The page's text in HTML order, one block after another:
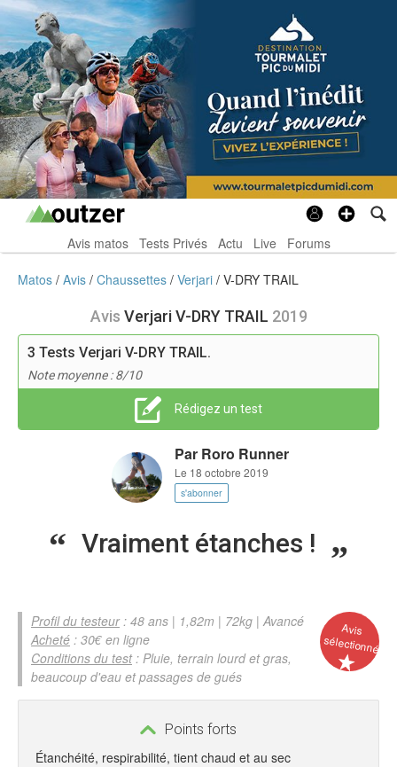
Avis matos Tests Privés Actu Live Forums
Matos Avis Chaussettes Verjari V-DRY TRAIL
Avis Verjari V-DRY TRAIL 2019
3 Tests Verjari V-DRY TRAIL.
Note moyenne : 8/10
Rédigez un test
Par Roro Runner
Le 18 octobre 2019
s'abonner
Vraiment étanches !
Avis
sélectionné
Profil du testeur: 48 ans | 1,82m | 72kg | Avancé
Acheté : 30€ en ligne
Conditions du test: Pluie, terrain lourd et gras,
beaucoup d'eau et passages de gués
Points forts
Étanchéité, respirabilité, tient chaud et au sec